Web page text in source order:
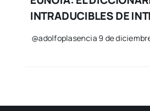
INTRADUCIBLES DE
@adolfoplasencia 9 de